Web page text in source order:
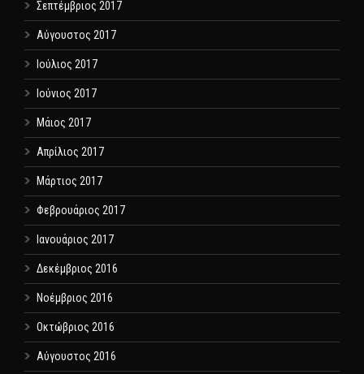
Σεπτέμβριος 2017
Αύγουστος 2017
Ιούλιος 2017
Ιούνιος 2017
Μάιος 2017
Απρίλιος 2017
Μάρτιος 2017
Φεβρουάριος 2017
Ιανουάριος 2017
Δεκέμβριος 2016
Νοέμβριος 2016
Οκτώβριος 2016
Αύγουστος 2016